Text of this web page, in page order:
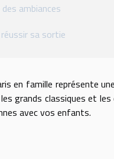
ambiances
sa sortie
en famille représente
grands classiques et
avec vos enfants.